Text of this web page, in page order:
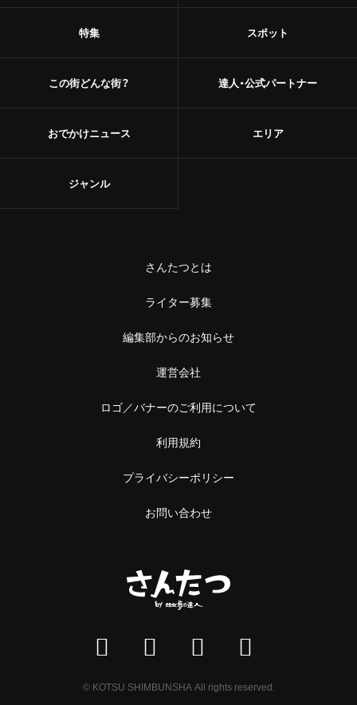
特集
この街どんな街？
おでかけニュース
スポット
達人・公式パートナー
エリア
ジャンル
さんたつとは
ライター募集
編集部からのお知らせ
運営会社
ロゴ／バナーのご利用について
利用規約
プライバシーポリシー
お問い合わせ
© KOTSU SHIMBUNSHA All rights reserved.